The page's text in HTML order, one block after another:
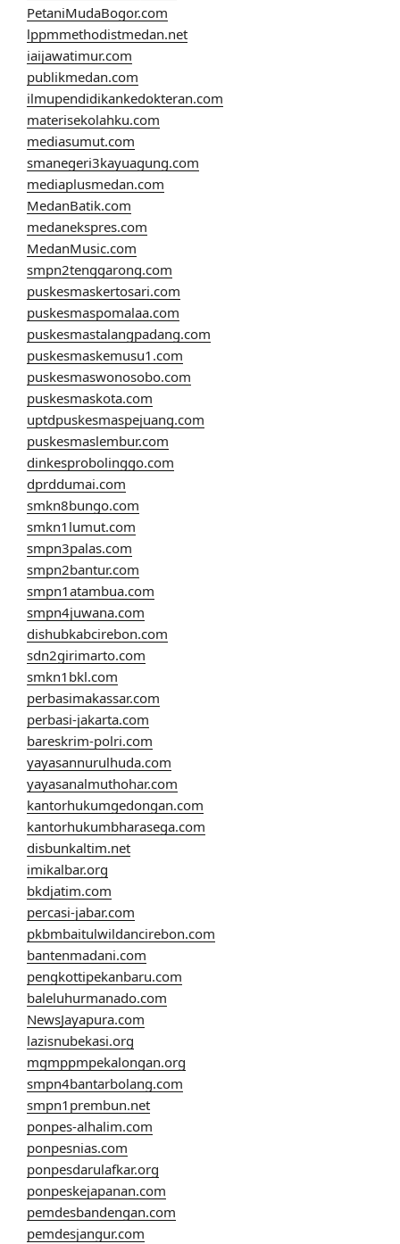
PetaniMudaBogor.com
lppmmethodistmedan.net
iaijawatimur.com
publikmedan.com
ilmupendidikankedokteran.com
materisekolahku.com
mediasumut.com
smanegeri3kayuagung.com
mediaplusmedan.com
MedanBatik.com
medanekspres.com
MedanMusic.com
smpn2tenggarong.com
puskesmaskertosari.com
puskesmaspomalaa.com
puskesmastalangpadang.com
puskesmaskemusu1.com
puskesmaswonosobo.com
puskesmaskota.com
uptdpuskesmaspejuang.com
puskesmaslembur.com
dinkesprobolinggo.com
dprddumai.com
smkn8bungo.com
smkn1lumut.com
smpn3palas.com
smpn2bantur.com
smpn1atambua.com
smpn4juwana.com
dishubkabcirebon.com
sdn2girimarto.com
smkn1bkl.com
perbasimakassar.com
perbasi-jakarta.com
bareskrim-polri.com
yayasannurulhuda.com
yayasanalmuthohar.com
kantorhukumgedongan.com
kantorhukumbharasega.com
disbunkaltim.net
imikalbar.org
bkdjatim.com
percasi-jabar.com
pkbmbaitulwildancirebon.com
bantenmadani.com
pengkottipekanbaru.com
baleluhurmanado.com
NewsJayapura.com
lazisnubekasi.org
mgmppmpekalongan.org
smpn4bantarbolang.com
smpn1prembun.net
ponpes-alhalim.com
ponpesnias.com
ponpesdarulafkar.org
ponpeskejapanan.com
pemdesbandengan.com
pemdesjangur.com